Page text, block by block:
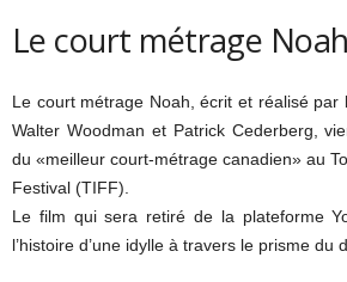
Le court métrage Noah
Le court métrage Noah, écrit et réalisé par
Walter Woodman et Patrick Cederberg,
du «meilleur court-métrage canadien» au
Festival (TIFF).
Le film qui sera retiré de la plateforme
l’histoire d’une idylle à travers le prisme du